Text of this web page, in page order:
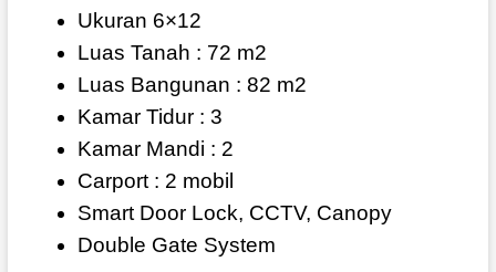
Ukuran 6×12
Luas Tanah : 72 m2
Luas Bangunan : 82 m2
Kamar Tidur : 3
Kamar Mandi : 2
Carport : 2 mobil
Smart Door Lock, CCTV, Canopy
Double Gate System